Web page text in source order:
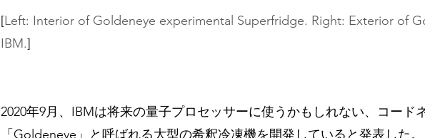
[Left: Interior of Goldeneye experimental Superfridge. Right: Exterior of
IBM.]
2020年9月、IBMは将来の量子プロセッサーに使うかもしれない、コード
「Goldeneye」と呼ばれる大型の希釈冷凍機を開発していると発表した